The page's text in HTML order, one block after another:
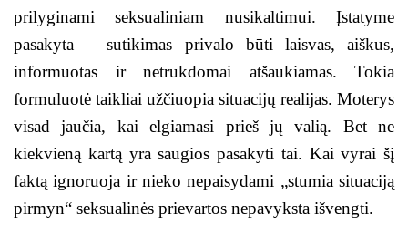
prilyginami seksualiniam nusikaltimui. Įstatyme
pasakyta – sutikimas privalo būti laisvas, aiškus,
informuotas ir netrukdomai atšaukiamas. Tokia
formuluotė taikliai užčiuopia situacijų realijas. Moterys
visad jaučia, kai elgiamasi prieš jų valią. Bet ne
kiekvieną kartą yra saugios pasakyti tai. Kai vyrai šį
faktą ignoruoja ir nieko nepaisydami „stumia situaciją
pirmyn“ seksualinės prievartos nepavyksta išvengti.